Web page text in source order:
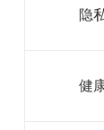
隐
健